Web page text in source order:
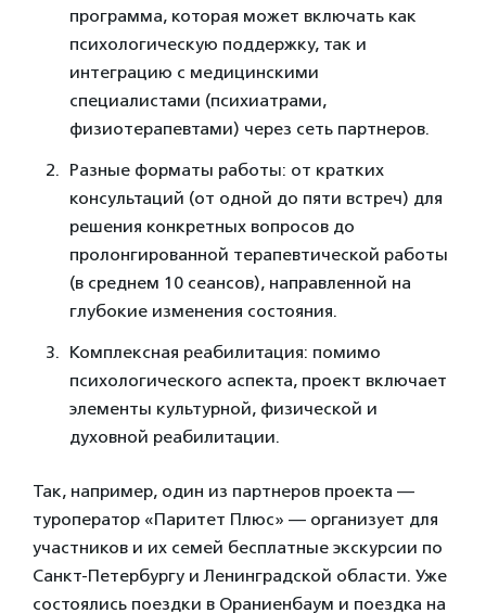
программа, которая может включать как
психологическую поддержку, так и
интеграцию с медицинскими
специалистами (психиатрами,
физиотерапевтами) через сеть партнеров.
Разные форматы работы: от кратких
консультаций (от одной до пяти встреч) для
решения конкретных вопросов до
пролонгированной терапевтической работы
(в среднем 10 сеансов), направленной на
глубокие изменения состояния.
Комплексная реабилитация: помимо
психологического аспекта, проект включает
элементы культурной, физической и
духовной реабилитации.
Так, например, один из партнеров проекта —
туроператор «Паритет Плюс» — организует для
участников и их семей бесплатные экскурсии по
Санкт-Петербургу и Ленинградской области. Уже
состоялись поездки в Ораниенбаум и поездка на